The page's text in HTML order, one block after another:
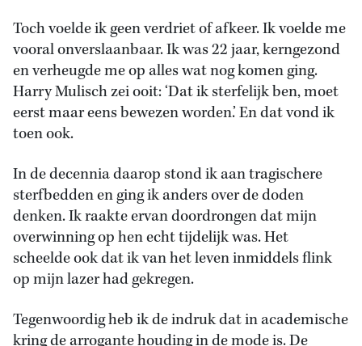
Toch voelde ik geen verdriet of afkeer. Ik voelde me
vooral onverslaanbaar. Ik was 22 jaar, kerngezond
en verheugde me op alles wat nog komen ging.
Harry Mulisch zei ooit: ‘Dat ik sterfelijk ben, moet
eerst maar eens bewezen worden.’ En dat vond ik
toen ook.
In de decennia daarop stond ik aan tragischere
sterfbedden en ging ik anders over de doden
denken. Ik raakte ervan doordrongen dat mijn
overwinning op hen echt tijdelijk was. Het
scheelde ook dat ik van het leven inmiddels flink
op mijn lazer had gekregen.
Tegenwoordig heb ik de indruk dat in academische
kring de arrogante houding in de mode is. De